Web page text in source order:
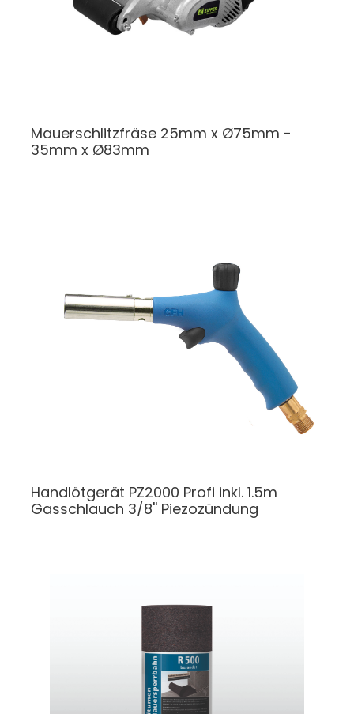
Mauerschlitzfräse 25mm x Ø75mm -
35mm x Ø83mm
Handlötgerät PZ2000 Profi inkl. 1.5m
Gasschlauch 3/8'' Piezozündung